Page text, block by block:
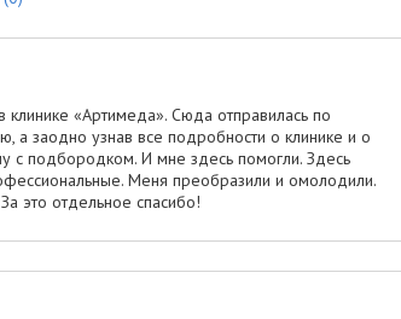
клинике «Артимеда». Сюда отправилась по
а заодно узнав все подробности о клинике и о
с подбородком. И мне здесь помогли. Здесь
Меня преобразили и омолодили.
это отдельное спасибо!